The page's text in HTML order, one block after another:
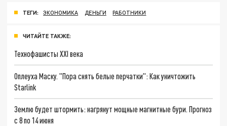
ТЕГИ: ЭКОНОМИКА ДЕНЬГИ РАБОТНИКИ
ЧИТАЙТЕ ТАКЖЕ:
Технофашисты XXI века
Оплеуха Маску. "Пора снять белые перчатки": Как уничтожить
Starlink
Землю будет штормить: нагрянут мощные магнитные бури. Прогноз
с 8 по 14 июня